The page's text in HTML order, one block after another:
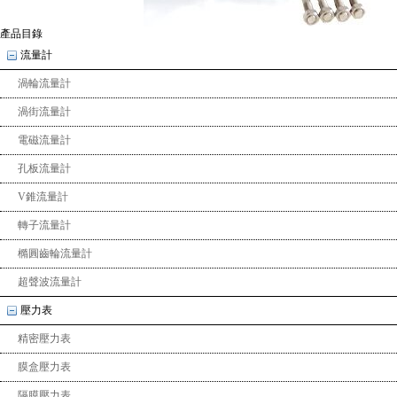
產品目錄
流量計
渦輪流量計
渦街流量計
電磁流量計
孔板流量計
V錐流量計
轉子流量計
橢圓齒輪流量計
超聲波流量計
壓力表
精密壓力表
膜盒壓力表